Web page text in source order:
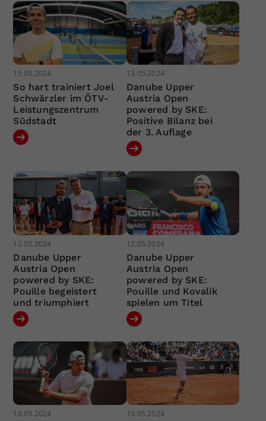
15.05.2024
So hart trainiert Joel
Schwärzler im ÖTV-
Leistungszentrum
Südstadt
13.05.2024
Danube Upper
Austria Open
powered by SKE:
Positive Bilanz bei
der 3. Auflage
12.05.2024
Danube Upper
Austria Open
powered by SKE:
Pouille begeistert
und triumphiert
12.05.2024
Danube Upper
Austria Open
powered by SKE:
Pouille und Kovalik
spielen um Titel
10.05.2024 10.05.2024